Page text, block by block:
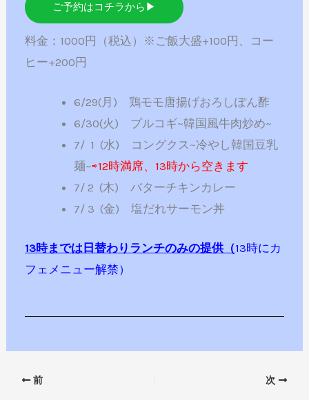
ご予約はコチラから▶
料金：1000円（税込）※ご飯大盛+100円、コー
ヒー+200円
6/29(月) 鶏モモ唐揚げおろしぽん酢
6/30(火) プルコギ~韓国風牛肉炒め~
7/ 1 (水) コングクス~冷やし韓国豆乳
麺~⇨12時満席、13時から空きます
7/ 2 (木) バターチキンカレー
7/ 3 (金) 塩だれサーモン丼
13時までは日替わりランチのみの提供（13時にカ
フェメニュー解禁）
前 次